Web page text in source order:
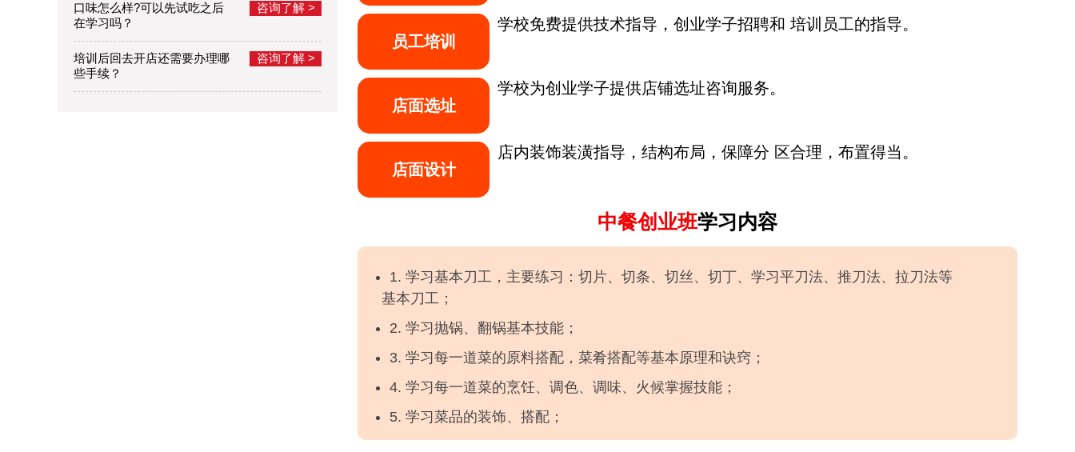
口味怎么样?可以先试吃之后
在学习吗？
咨询了解 >
培训后回去开店还需要办理哪
些手续？
咨询了解 >
员工培训
学校免费提供技术指导，创业学子招聘和 培训员工的指导。
店面选址
学校为创业学子提供店铺选址咨询服务。
店面设计
店内装饰装潢指导，结构布局，保障分 区合理，布置得当。
中餐创业班学习内容
1. 学习基本刀工，主要练习：切片、切条、切丝、切丁、学习平刀法、推刀法、拉刀法等
基本刀工；
2. 学习抛锅、翻锅基本技能；
3. 学习每一道菜的原料搭配，菜肴搭配等基本原理和诀窍；
4. 学习每一道菜的烹饪、调色、调味、火候掌握技能；
5. 学习菜品的装饰、搭配；